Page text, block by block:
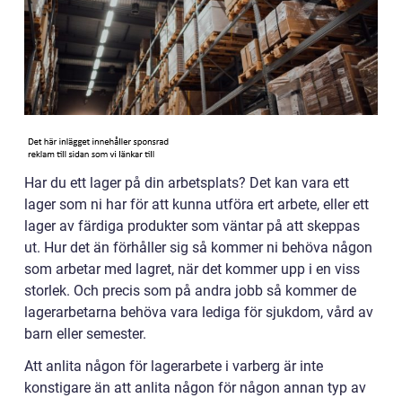
Har du ett lager på din arbetsplats? Det kan vara ett
lager som ni har för att kunna utföra ert arbete, eller ett
lager av färdiga produkter som väntar på att skeppas
ut. Hur det än förhåller sig så kommer ni behöva någon
som arbetar med lagret, när det kommer upp i en viss
storlek. Och precis som på andra jobb så kommer de
lagerarbetarna behöva vara lediga för sjukdom, vård av
barn eller semester.
Att anlita någon för lagerarbete i varberg är inte
konstigare än att anlita någon för någon annan typ av